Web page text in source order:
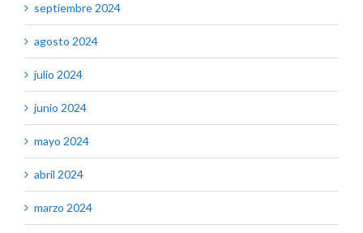
septiembre 2024
agosto 2024
julio 2024
junio 2024
mayo 2024
abril 2024
marzo 2024